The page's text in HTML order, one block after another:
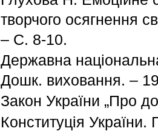
творчого осягнення
– С. 8-10.
Державна
Дошк. виховання. –
Закон України „Про
Конституція України.